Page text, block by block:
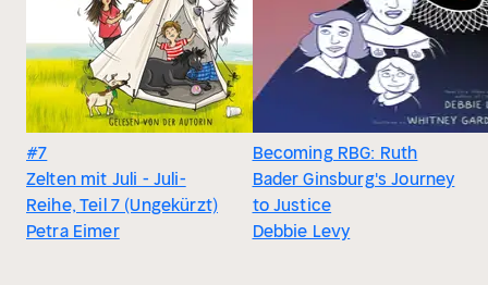
#7
Zelten mit Juli - Juli-
Reihe, Teil 7 (Ungekürzt)
Petra Eimer
Becoming RBG: Ruth
Bader Ginsburg's Journey
to Justice
Debbie Levy